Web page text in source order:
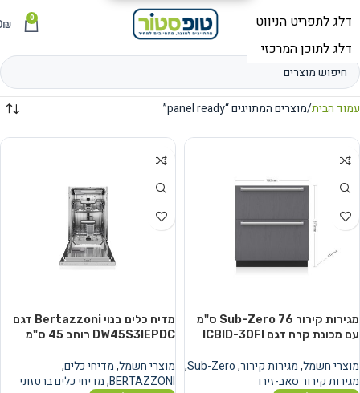
תפריט 0
₪
עמוד הבית מוצרים המתויגים “panel ready”
מגירות קירור Sub-Zero 76 ס"מ
עם מכונת קרח דגם ICBID-30FI
מוצרי חשמל,מגירות קירור,
Sub-Zero
,
מגירות קירור סאב-זירו
מדיח כלים בנוי Bertazzoni דגם
DW45S3IEPDC רוחב 45 ס"מ
מוצרי חשמל,מדיחי כלים,
BERTAZZONI
,מדיחי כלים ברטזוני